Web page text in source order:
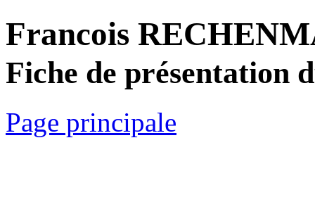
Francois
Fiche de présentation
Page principale